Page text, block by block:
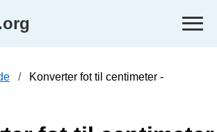
Konverter fot til centimeter -